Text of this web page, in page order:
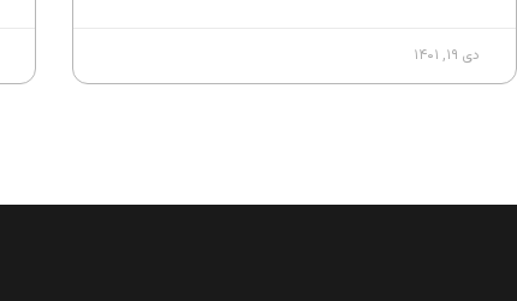
دی ۱۹, ۱۴۰۱